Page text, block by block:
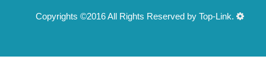
Copyrights ©2016 All Rights Reserved by Top-Link.